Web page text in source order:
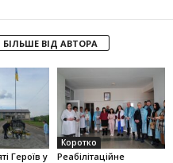
БІЛЬШЕ ВІД АВТОРА
Героїв у
Коротко
Реабілітаційне